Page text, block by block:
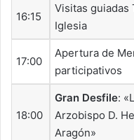
16:15
Visitas guiadas
Iglesia
17:00
Apertura de
participativos
18:00
Gran Desfile:
Arzobispo D.
Aragón»